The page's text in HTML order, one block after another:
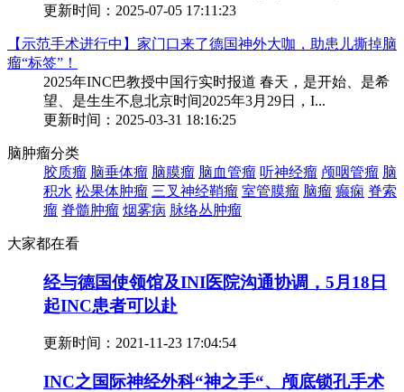
更新时间：2025-07-05 17:11:23
【示范手术进行中】家门口来了德国神外大咖，助患儿撕掉脑
瘤“标签”！
2025年INC巴教授中国行实时报道 春天，是开始、是希
望、是生生不息北京时间2025年3月29日，I...
更新时间：2025-03-31 18:16:25
脑肿瘤分类
胶质瘤 脑垂体瘤 脑膜瘤 脑血管瘤 听神经瘤 颅咽管瘤 脑
积水 松果体肿瘤 三叉神经鞘瘤 室管膜瘤 脑瘤 癫痫 脊索
瘤 脊髓肿瘤 烟雾病 脉络丛肿瘤
大家都在看
经与德国使领馆及INI医院沟通协调，5月18日
起INC患者可以赴
更新时间： 2021-11-23 17:04:54
INC之国际神经外科“神之手“、颅底锁孔手术